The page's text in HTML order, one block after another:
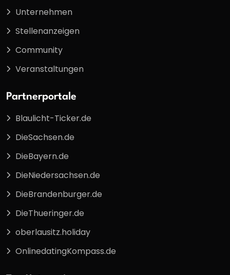
Unternehmen
Stellenanzeigen
Community
Veranstaltungen
Partnerportale
Blaulicht-Ticker.de
DieSachsen.de
DieBayern.de
DieNiedersachsen.de
DieBrandenburger.de
DieThueringer.de
oberlausitz.holiday
OnlinedatingKompass.de